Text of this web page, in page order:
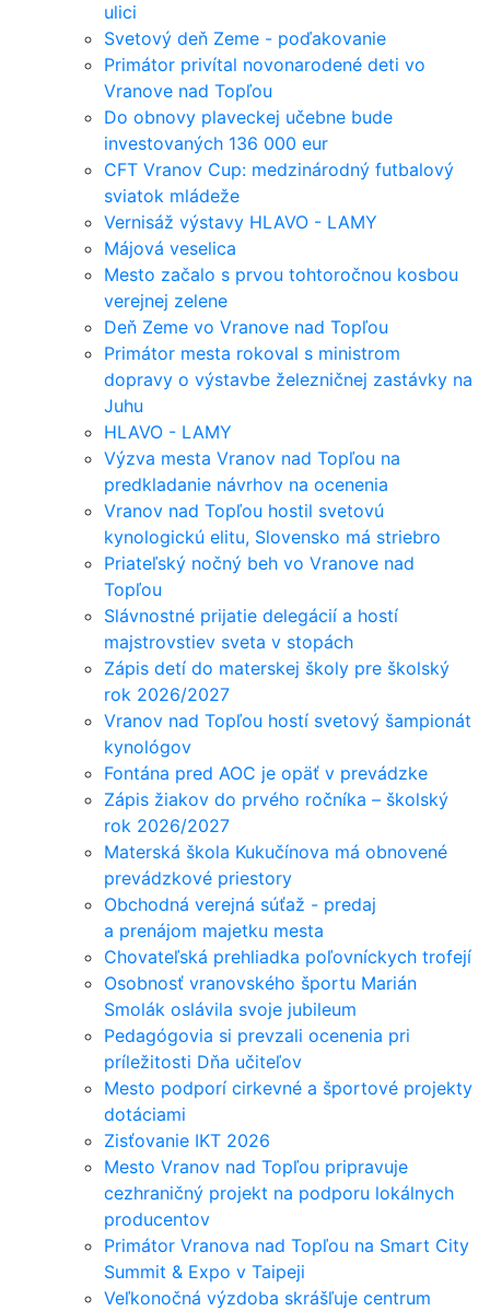
ulici
Svetový deň Zeme - poďakovanie
Primátor privítal novonarodené deti vo
Vranove nad Topľou
Do obnovy plaveckej učebne bude
investovaných 136 000 eur
CFT Vranov Cup: medzinárodný futbalový
sviatok mládeže
Vernisáž výstavy HLAVO - LAMY
Májová veselica
Mesto začalo s prvou tohtoročnou kosbou
verejnej zelene
Deň Zeme vo Vranove nad Topľou
Primátor mesta rokoval s ministrom
dopravy o výstavbe železničnej zastávky na
Juhu
HLAVO - LAMY
Výzva mesta Vranov nad Topľou na
predkladanie návrhov na ocenenia
Vranov nad Topľou hostil svetovú
kynologickú elitu, Slovensko má striebro
Priateľský nočný beh vo Vranove nad
Topľou
Slávnostné prijatie delegácií a hostí
majstrovstiev sveta v stopách
Zápis detí do materskej školy pre školský
rok 2026/2027
Vranov nad Topľou hostí svetový šampionát
kynológov
Fontána pred AOC je opäť v prevádzke
Zápis žiakov do prvého ročníka – školský
rok 2026/2027
Materská škola Kukučínova má obnovené
prevádzkové priestory
Obchodná verejná súťaž - predaj
a prenájom majetku mesta
Chovateľská prehliadka poľovníckych trofejí
Osobnosť vranovského športu Marián
Smolák oslávila svoje jubileum
Pedagógovia si prevzali ocenenia pri
príležitosti Dňa učiteľov
Mesto podporí cirkevné a športové projekty
dotáciami
Zisťovanie IKT 2026
Mesto Vranov nad Topľou pripravuje
cezhraničný projekt na podporu lokálnych
producentov
Primátor Vranova nad Topľou na Smart City
Summit & Expo v Taipeji
Veľkonočná výzdoba skrášľuje centrum